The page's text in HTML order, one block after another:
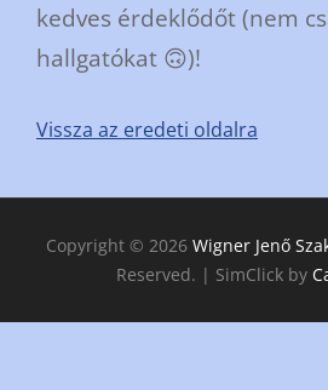
kedves érdeklődőt (nem
hallgatókat 🙃)!
Vissza az eredeti oldalra
Copyright © 2026 Wigner Jenő
Reserved. | SimClick by